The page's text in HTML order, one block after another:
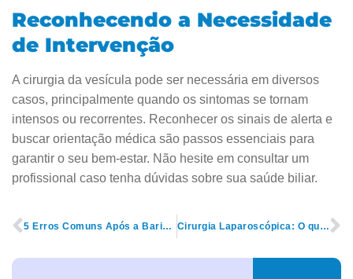
Reconhecendo a Necessidade
de Intervenção
A cirurgia da vesícula pode ser necessária em diversos
casos, principalmente quando os sintomas se tornam
intensos ou recorrentes. Reconhecer os sinais de alerta e
buscar orientação médica são passos essenciais para
garantir o seu bem-estar. Não hesite em consultar um
profissional caso tenha dúvidas sobre sua saúde biliar.
5 Erros Comuns Após a Bariátrica e Como Evitá-los Cirurgia Laparoscópica: O que é e Como Funciona Esse Procedimento?